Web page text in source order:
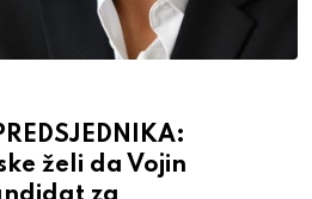
želi da Vojin